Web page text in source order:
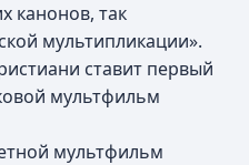
канонов, так
мультипликации».
ставит первый
мультфильм
мультфильм